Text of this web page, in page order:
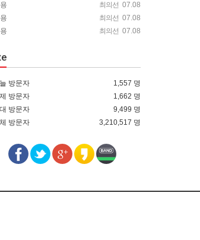
최의선 07.08
최의선 07.08
최의선 07.08
방문자
1,557 명
방문자
1,662 명
방문자
9,499 명
방문자
3,210,517 명